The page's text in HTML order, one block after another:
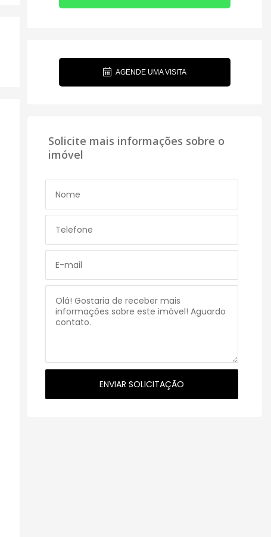
AGENDE UMA VISITA
Solicite mais informações sobre o
imóvel